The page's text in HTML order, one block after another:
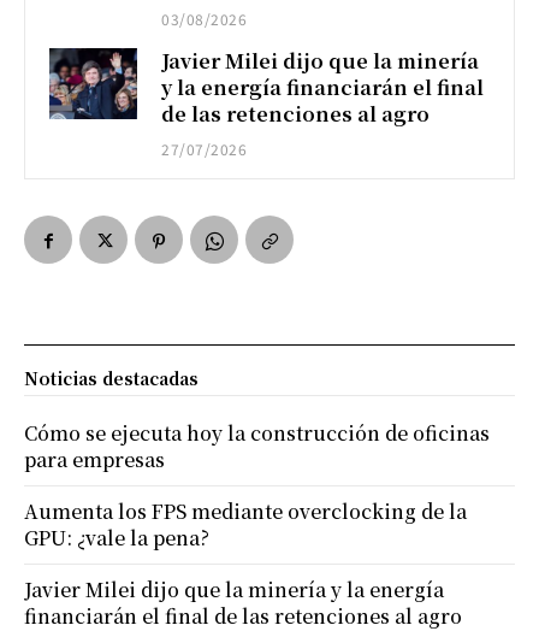
03/08/2026
Javier Milei dijo que la minería
y la energía financiarán el final
de las retenciones al agro
27/07/2026
Noticias destacadas
Cómo se ejecuta hoy la construcción de oficinas
para empresas
Aumenta los FPS mediante overclocking de la
GPU: ¿vale la pena?
Javier Milei dijo que la minería y la energía
financiarán el final de las retenciones al agro